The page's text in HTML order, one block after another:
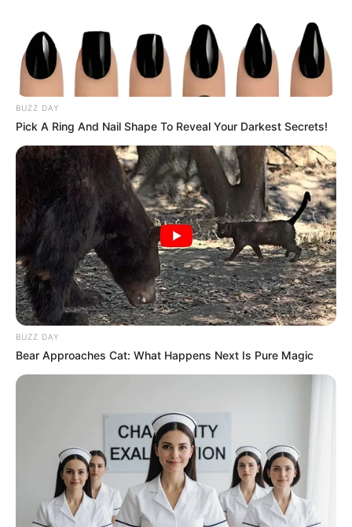
Egy 8 éves kislány temetésén a
koporsó hirtelen lángra kapott
Published by: 22.05.2026 Category: DRÁMA admin
Egy 8 éves kislány temetésén a koporsó hirtelen lángra
kapott: amikor a család megtudta az okát, teljesen
megrémültek
BUZZ DAY
Pick A Ring And Nail Shape To Reveal Your Darkest Secrets!
BUZZ DAY
Bear Approaches Cat: What Happens Next Is Pure Magic